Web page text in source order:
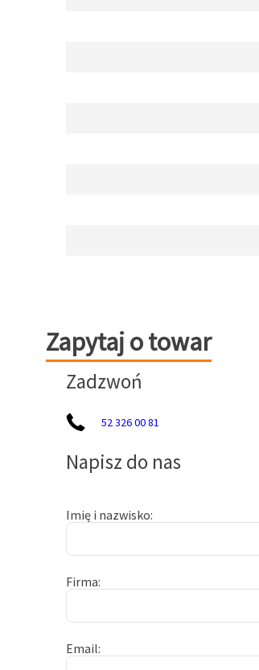
Zapytaj o towar
Zapytaj o towar
Zadzwoń
52 326 00 81
Napisz do nas
Imię i nazwisko
Firma
Email